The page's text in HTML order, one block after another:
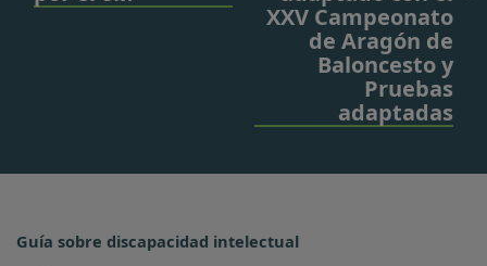
XXV Campeonato
de Aragón de
Baloncesto y
Pruebas
adaptadas
Guía sobre discapacidad intelectual